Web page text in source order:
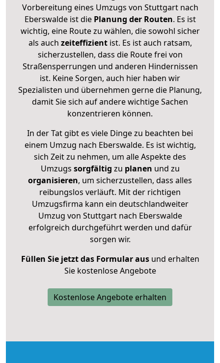
Vorbereitung eines Umzugs von Stuttgart nach
Eberswalde ist diePlanung der Routen. Es ist
wichtig, eine Route zu wählen, die sowohl sicher
als auch zeiteffizientist. Es ist auch ratsam,
sicherzustellen, dass die Route frei von
Straßensperrungen und anderen Hindernissen
ist. Keine Sorgen, auch hier haben wir
Spezialisten und übernehmen gerne die Planung,
damit Sie sich auf andere wichtige Sachen
konzentrieren können.
In der Tat gibt es viele Dinge zu beachten bei
einem Umzug nach Eberswalde. Es ist wichtig,
sich Zeit zu nehmen, um alle Aspekte des
Umzugs sorgfältig zu planen und zu
organisieren, um sicherzustellen, dass alles
reibungslos verläuft. Mit der richtigen
Umzugsfirma kann ein deutschlandweiter
Umzug von Stuttgart nach Eberswalde
erfolgreich durchgeführt werden und dafür
sorgen wir.
Füllen Sie jetzt das Formular ausund erhalten
Sie kostenlose Angebote
Kostenlose Angebote erhalten